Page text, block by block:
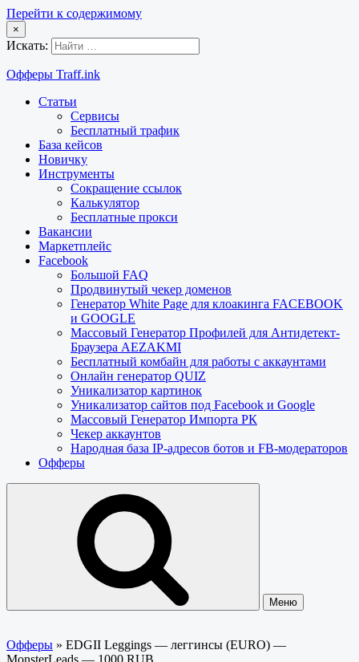
Перейти к содержимому
×
Искать:
Офферы Traff.ink
Статьи
Сервисы
Бесплатный трафик
База кейсов
Новичку
Инструменты
Сокращение ссылок
Калькулятор
Бесплатные прокси
Вакансии
Маркетплейс
Facebook
Большой FAQ
Продвинутый чекер доменов
Генератор White Page для клоакинга FACEBOOK
и GOOGLE
Массовый Генератор Профилей для Антидетект-
Браузера AEZAKMI
Бесплатный комбайн для работы с аккаунтами
Онлайн генератор QUIZ
Уникализатор картинок
Уникализатор сайтов под Facebook и Google
Массовый Генератор Импорта РК
Чекер аккаунтов
Народная база IP-адресов ботов и FB-модераторов
Офферы
Меню
Офферы » EDGII Leggings — леггинсы (EURO) —
MonsterLeads — 1000 RUB